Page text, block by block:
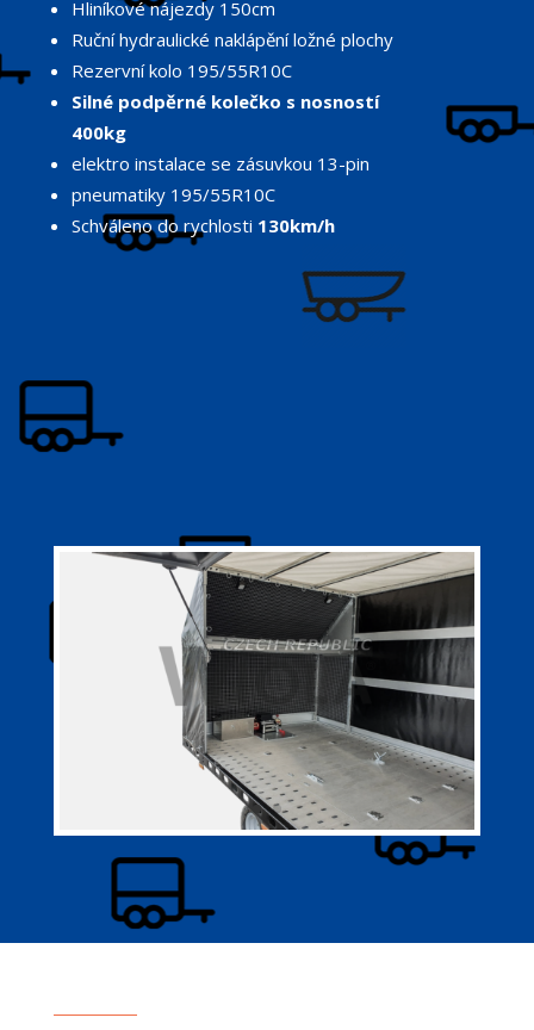
Hliníkové nájezdy 150cm
Ruční hydraulické naklápění ložné plochy
Rezervní kolo 195/55R10C
Silné podpěrné kolečko s nosností
400kg
elektro instalace se zásuvkou 13-pin
pneumatiky 195/55R10C
Schváleno do rychlosti 130km/h